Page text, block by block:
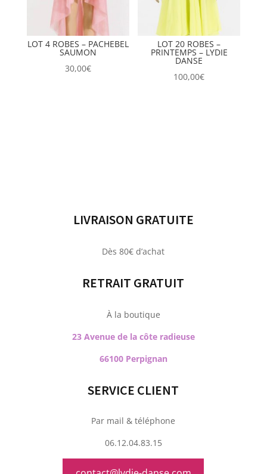
LOT 4 ROBES – PACHEBEL
SAUMON
30,00€
LOT 20 ROBES –
PRINTEMPS – LYDIE
DANSE
100,00€
LIVRAISON GRATUITE
Dès 80€ d’achat
RETRAIT GRATUIT
À la boutique
23 Avenue de la côte radieuse
66100 Perpignan
SERVICE CLIENT
Par mail & téléphone
06.12.04.83.15